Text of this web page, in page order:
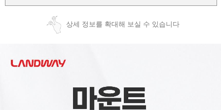
상세 정보를 확대해 보실 수 있습니다